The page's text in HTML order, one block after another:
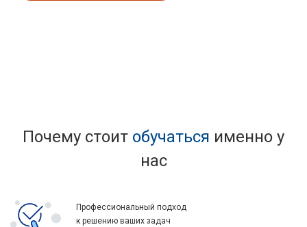
Почему стоит обучаться именно у
нас
Профессиональный подход
к решению ваших задач